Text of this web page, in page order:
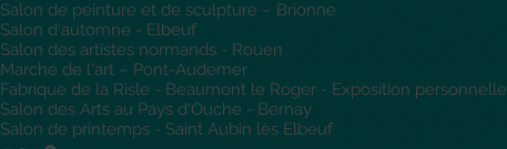
Salon de peinture et de sculpture – Brionne
Salon d'automne - Elbeuf
Salon des artistes normands - Rouen
Marché de l'art – Pont-Audemer
Fabrique de la Risle - Beaumont le Roger - Exposition personnelle
Salon des Arts au Pays d'Ouche - Bernay
Salon de printemps - Saint Aubin lès Elbeuf